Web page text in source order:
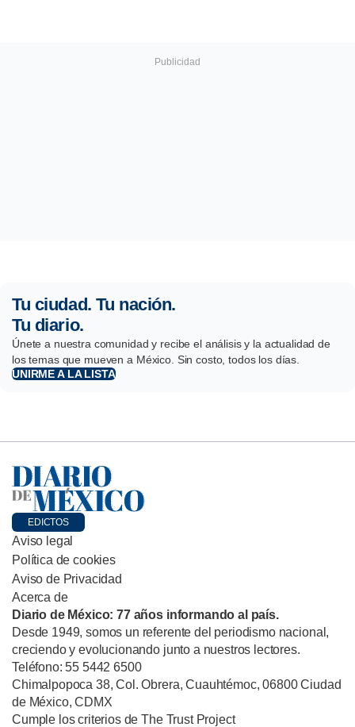
Tu ciudad. Tu nación.
Tu diario.
Únete a nuestra comunidad y recibe el análisis y la actualidad de
los temas que mueven a México. Sin costo, todos los días.
UNIRME A LA LISTA
EDICTOS
Aviso legal
Política de cookies
Aviso de Privacidad
Acerca de
Diario de México: 77 años informando al país.
Desde 1949, somos un referente del periodismo nacional,
creciendo y evolucionando junto a nuestros lectores.
Teléfono: 55 5442 6500
Chimalpopoca 38, Col. Obrera, Cuauhtémoc, 06800 Ciudad
de México, CDMX
Cumple los criterios de The Trust Project